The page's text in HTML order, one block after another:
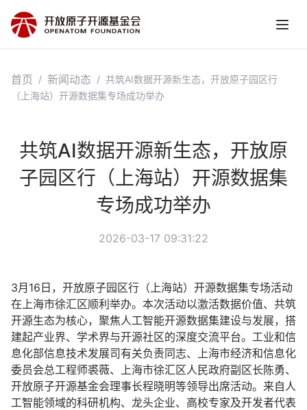
首页 / 新闻动态 / 共筑AI数据开源新生态，开放原子园区行
（上海站）开源数据集专场成功举办
共筑AI数据开源新生态，开放原
子园区行（上海站）开源数据集
专场成功举办
2026-03-17 09:31:22
3月16日，开放原子园区行（上海站）开源数据集专场活动
在上海市徐汇区顺利举办。本次活动以激活数据价值、共筑
开源生态为核心，聚焦人工智能开源数据集建设与发展，搭
建起产业界、学术界与开源社区的深度交流平台。工业和信
息化部信息技术发展司有关负责同志、上海市经济和信息化
委员会总工程师裘薇、上海市徐汇区人民政府副区长陈勇、
开放原子开源基金会理事长程晓明等领导出席活动。来自人
工智能领域的科研机构、龙头企业、高校专家及开发者代表